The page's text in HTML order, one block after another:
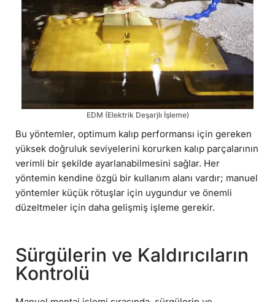
EDM (Elektrik Deşarjlı İşleme)
Bu yöntemler, optimum kalıp performansı için gereken
yüksek doğruluk seviyelerini korurken kalıp parçalarının
verimli bir şekilde ayarlanabilmesini sağlar. Her
yöntemin kendine özgü bir kullanım alanı vardır; manuel
yöntemler küçük rötuşlar için uygundur ve önemli
düzeltmeler için daha gelişmiş işleme gerekir.
Sürgülerin ve Kaldırıcıların
Kontrolü